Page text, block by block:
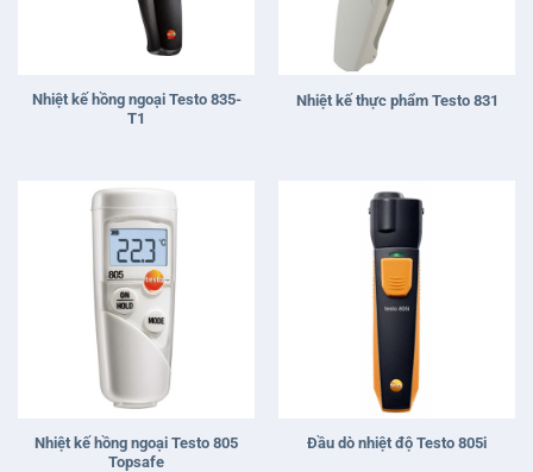
Nhiệt kế hồng ngoại Testo 835-
T1
Nhiệt kế thực phẩm Testo 831
Nhiệt kế hồng ngoại Testo 805
Topsafe
Đầu dò nhiệt độ Testo 805i